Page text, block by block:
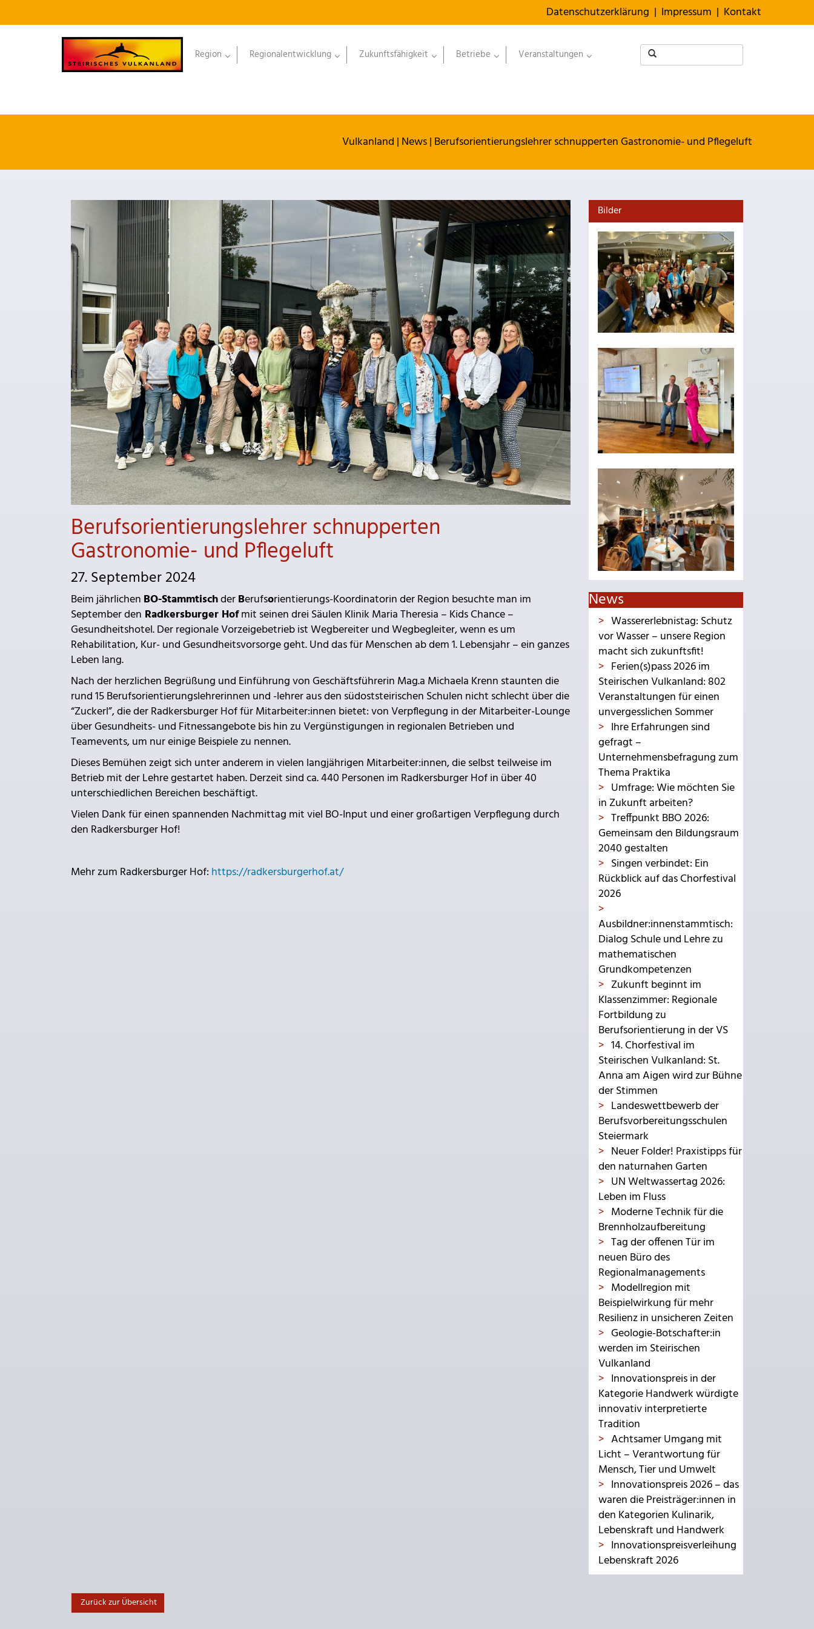
Datenschutzerklärung | Impressum | Kontakt
Region Regionalentwicklung Zukunftsfähigkeit Betriebe Veranstaltungen
Vulkanland | News| Berufsorientierungslehrer schnupperten Gastronomie- und Pflegeluft
Berufsorientierungslehrer schnupperten
Gastronomie- und Pflegeluft
27. September 2024
Beim jährlichen BO-StammtischderBerufsorientierungs-Koordinatorin der Region besuchte man im
September den Radkersburger Hofmit seinen drei Säulen Klinik Maria Theresia – Kids Chance –
Gesundheitshotel. Der regionale Vorzeigebetrieb ist Wegbereiter und Wegbegleiter, wenn es um
Rehabilitation, Kur- und Gesundheitsvorsorge geht. Und das für Menschen ab dem 1. Lebensjahr – ein ganzes
Leben lang.
Nach der herzlichen Begrüßung und Einführung von Geschäftsführerin Mag.a Michaela Krenn staunten die
rund 15 Berufsorientierungslehrerinnen und -lehrer aus den südoststeirischen Schulen nicht schlecht über die
“Zuckerl”, die der Radkersburger Hof für Mitarbeiter:innen bietet: von Verpflegung in der Mitarbeiter-Lounge
über Gesundheits- und Fitnessangebote bis hin zu Vergünstigungen in regionalen Betrieben und
Teamevents, um nur einige Beispiele zu nennen.
Dieses Bemühen zeigt sich unter anderem in vielen langjährigen Mitarbeiter:innen, die selbst teilweise im
Betrieb mit der Lehre gestartet haben. Derzeit sind ca. 440 Personen im Radkersburger Hof in über 40
unterschiedlichen Bereichen beschäftigt.
Vielen Dank für einen spannenden Nachmittag mit viel BO-Input und einer großartigen Verpflegung durch
den Radkersburger Hof!
Mehr zum Radkersburger Hof: https://radkersburgerhof.at/
Bilder
News
Wassererlebnistag: Schutz
vor Wasser – unsere Region
macht sich zukunftsfit!
Ferien(s)pass 2026 im
Steirischen Vulkanland: 802
Veranstaltungen für einen
unvergesslichen Sommer
Ihre Erfahrungen sind
gefragt –
Unternehmensbefragung zum
Thema Praktika
Umfrage: Wie möchten Sie
in Zukunft arbeiten?
Treffpunkt BBO 2026:
Gemeinsam den Bildungsraum
2040 gestalten
Singen verbindet: Ein
Rückblick auf das Chorfestival
2026
Ausbildner:innenstammtisch:
Dialog Schule und Lehre zu
mathematischen
Grundkompetenzen
Zukunft beginnt im
Klassenzimmer: Regionale
Fortbildung zu
Berufsorientierung in der VS
14. Chorfestival im
Steirischen Vulkanland: St.
Anna am Aigen wird zur Bühne
der Stimmen
Landeswettbewerb der
Berufsvorbereitungsschulen
Steiermark
Neuer Folder! Praxistipps für
den naturnahen Garten
UN Weltwassertag 2026:
Leben im Fluss
Moderne Technik für die
Brennholzaufbereitung
Tag der offenen Tür im
neuen Büro des
Regionalmanagements
Modellregion mit
Beispielwirkung für mehr
Resilienz in unsicheren Zeiten
Geologie-Botschafter:in
werden im Steirischen
Vulkanland
Innovationspreis in der
Kategorie Handwerk würdigte
innovativ interpretierte
Tradition
Achtsamer Umgang mit
Licht – Verantwortung für
Mensch, Tier und Umwelt
Innovationspreis 2026 – das
waren die Preisträger:innen in
den Kategorien Kulinarik,
Lebenskraft und Handwerk
Innovationspreisverleihung
Lebenskraft 2026
Zurück zur Übersicht